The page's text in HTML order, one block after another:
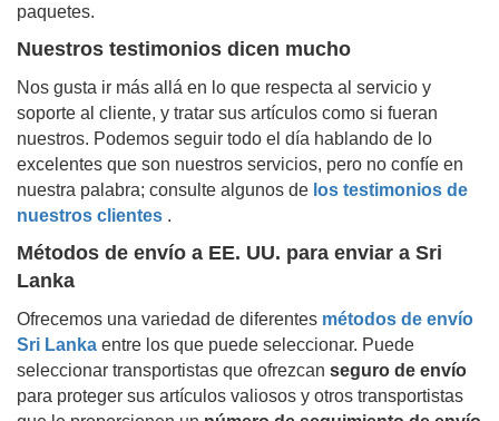
paquetes.
Nuestros testimonios dicen mucho
Nos gusta ir más allá en lo que respecta al servicio y
soporte al cliente, y tratar sus artículos como si fueran
nuestros. Podemos seguir todo el día hablando de lo
excelentes que son nuestros servicios, pero no confíe en
nuestra palabra; consulte algunos de los testimonios de
nuestros clientes .
Métodos de envío a EE. UU. para enviar a Sri
Lanka
Ofrecemos una variedad de diferentes métodos de envío
Sri Lanka entre los que puede seleccionar. Puede
seleccionar transportistas que ofrezcan seguro de envío
para proteger sus artículos valiosos y otros transportistas